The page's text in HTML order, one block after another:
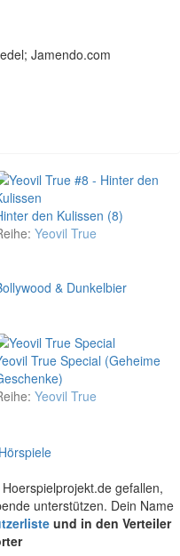
Jamendo.com
den Kulissen (8)
Yeovil True
& Dunkelbier
True Special (Geheime
Yeovil True
gefallen,
unterstützen. Dein Name
und in den Verteiler